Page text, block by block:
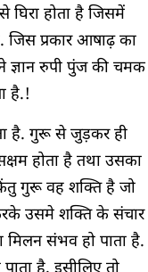
घिरा होता है जिसमें
जिस प्रकार आषाढ़ का
ज्ञान रुपी पुंज की चमक
है.!
है. गुरू से जुड़कर ही
होता है तथा उसका
गुरू वह शक्ति है जो
उसमे शक्ति के संचार
मिलन संभव हो पाता है.